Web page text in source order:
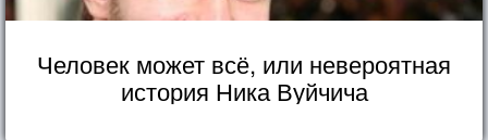
Человек может всё, или невероятная
история Ника Вуйчича